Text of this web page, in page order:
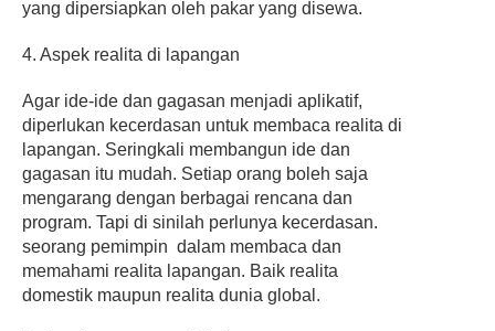
yang dipersiapkan oleh pakar yang disewa.
4. Aspek realita di lapangan
Agar ide-ide dan gagasan menjadi aplikatif,
diperlukan kecerdasan untuk membaca realita di
lapangan. Seringkali membangun ide dan
gagasan itu mudah. Setiap orang boleh saja
mengarang dengan berbagai rencana dan
program. Tapi di sinilah perlunya kecerdasan.
seorang pemimpin dalam membaca dan
memahami realita lapangan. Baik realita
domestik maupun realita dunia global.